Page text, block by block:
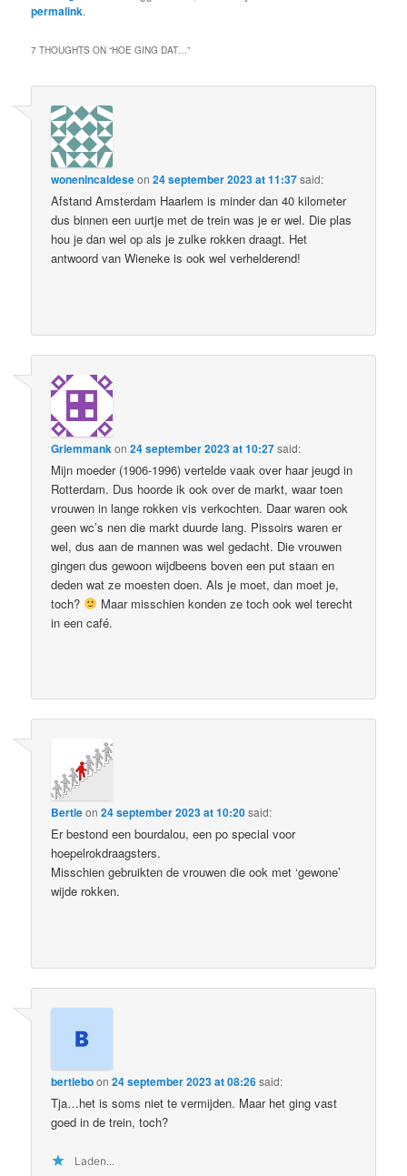
permalink.
7 THOUGHTS ON “HOE GING DAT…”
wonenincaldeseon24 september 2023 at 11:37said:
Afstand Amsterdam Haarlem is minder dan 40 kilometer
dus binnen een uurtje met de trein was je er wel. Die plas
hou je dan wel op als je zulke rokken draagt. Het
antwoord van Wieneke is ook wel verhelderend!
Griemmankon24 september 2023 at 10:27said:
Mijn moeder (1906-1996) vertelde vaak over haar jeugd in
Rotterdam. Dus hoorde ik ook over de markt, waar toen
vrouwen in lange rokken vis verkochten. Daar waren ook
geen wc’s nen die markt duurde lang. Pissoirs waren er
wel, dus aan de mannen was wel gedacht. Die vrouwen
gingen dus gewoon wijdbeens boven een put staan en
deden wat ze moesten doen. Als je moet, dan moet je,
toch?
Maar misschien konden ze toch ook wel terecht
in een café.
Bertieon24 september 2023 at 10:20said:
Er bestond een bourdalou, een po special voor
hoepelrokdraagsters.
Misschien gebruikten de vrouwen die ook met ‘gewone’
wijde rokken.
bertieboon24 september 2023 at 08:26said:
Tja…het is soms niet te vermijden. Maar het ging vast
goed in de trein, toch?
Laden...